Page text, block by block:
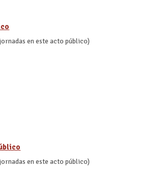
en este acto público)
en este acto público)